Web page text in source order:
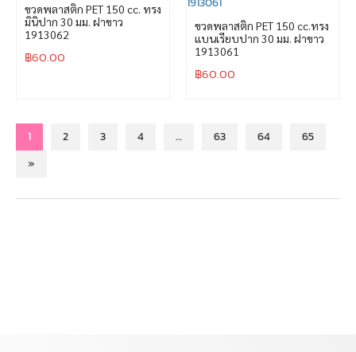
ขวดพลาสติก PET 150 cc. ทรง
มินิปาก 30 มม. ฝาขาว
1913062
฿60.00
ขวดพลาสติก PET 150 cc.ทรง
แบนเรียบปาก 30 มม. ฝาขาว
1913061
฿60.00
1 2 3 4 … 63 64
65
»